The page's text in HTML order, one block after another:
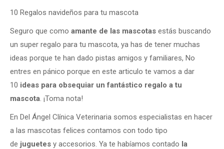
10 Regalos navideños para tu mascota
Seguro que como amante de las mascotas estás buscando
un super regalo para tu mascota, ya has de tener muchas
ideas porque te han dado pistas amigos y familiares, No
entres en pánico porque en este articulo te vamos a dar
10 ideas para obsequiar un fantástico regalo a tu
mascota. ¡Toma nota!
En Del Ángel Clínica Veterinaria somos especialistas en hacer
a las mascotas felices contamos con todo tipo
de juguetes y accesorios. Ya te habíamos contado la